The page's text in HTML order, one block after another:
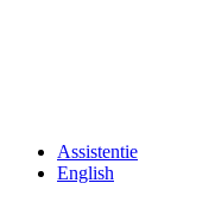
Assistentie
English